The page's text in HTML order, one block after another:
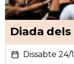
Diada
Dissabte 24/